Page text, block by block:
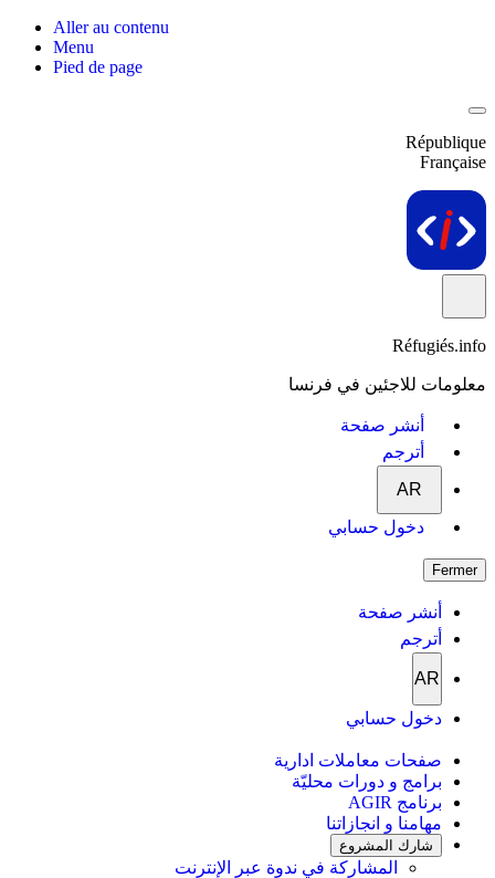
Aller au contenu
Menu
Pied de page
République
Française
Réfugiés.info
معلومات للاجئين في فرنسا
أنشر صفحة
أترجم
AR
دخول حسابي
Fermer
أنشر صفحة
أترجم
AR
دخول حسابي
صفحات معاملات ادارية
برامج و دورات محليّة
برنامج AGIR
مهامنا و انجازاتنا
شارك المشروع
المشاركة في ندوة عبر الإنترنت